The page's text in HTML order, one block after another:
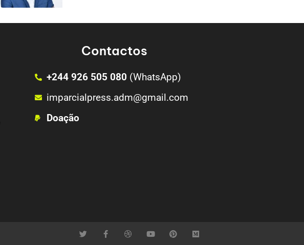
Contactos
+244 926 505 080 (WhatsApp)
imparcialpress.adm@gmail.com
Doação